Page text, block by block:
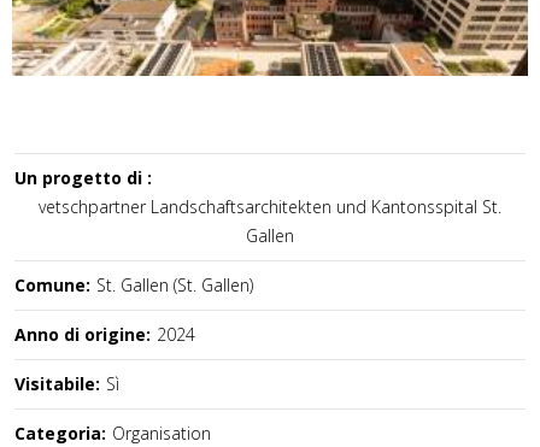
Un progetto di :
vetschpartner Landschaftsarchitekten und Kantonsspital St.
Gallen
Comune: St. Gallen (St. Gallen)
Anno di origine: 2024
Visitabile: Sì
Categoria: Organisation